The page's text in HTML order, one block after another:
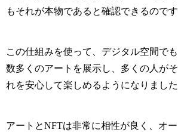
もそれが本物であると確認できるのです
この仕組みを使って、デジタル空間でも
数多くのアートを展示し、多くの人がそ
れを安心して楽しめるようになりました
アートとNFTは非常に相性が良く、オー